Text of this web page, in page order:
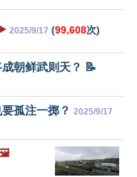
▶️ 2025/9/17 (99,608次)
朝鲜武则天？ 📝
孤注一掷？ 2025/9/17